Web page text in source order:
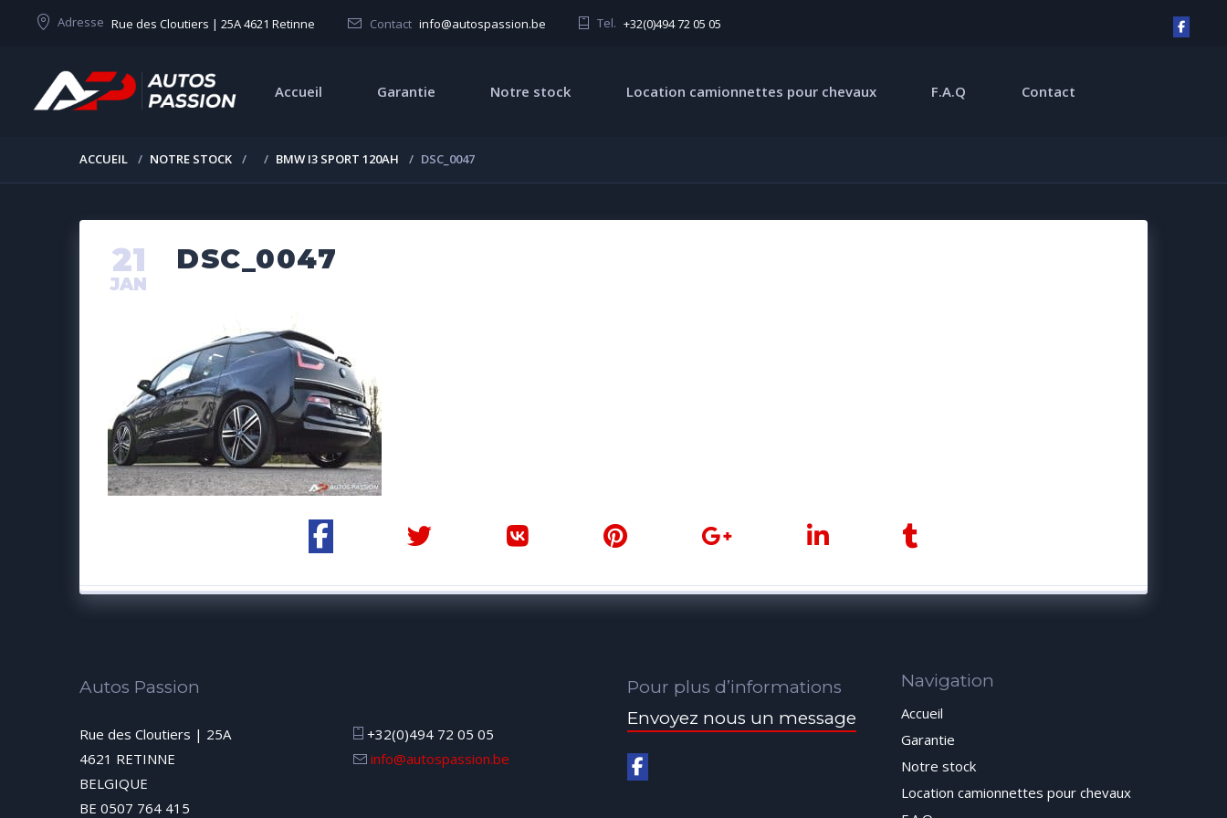
Adresse Rue des Cloutiers | 25A 4621 Retinne Contact info@autospassion.be Tel. +32(0)494 72 05 05
Accueil Garantie Notre stock Location camionnettes pour chevaux F.A.Q Contact
ACCUEIL NOTRE STOCK BMW I3 SPORT 120AH DSC_0047
DSC_0047
21
JAN
Autos Passion
Rue des Cloutiers | 25A
4621 RETINNE
BELGIQUE
BE 0507 764 415
+32(0)494 72 05 05
info@autospassion.be
Pour plus d’informations
Envoyez nous un message
Navigation
Accueil
Garantie
Notre stock
Location camionnettes pour chevaux